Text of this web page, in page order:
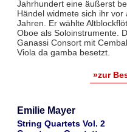
Jahrhundert eine äußerst
Händel widmete sich ihr
Jahren. Er wählte
Oboe als Soloinstrumente.
Ganassi Consort mit
Viola da gamba besetzt.
»zur
Emilie Mayer
String Quartets Vol. 2